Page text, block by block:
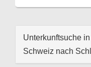
Unterkunftsuche
Schweiz nach